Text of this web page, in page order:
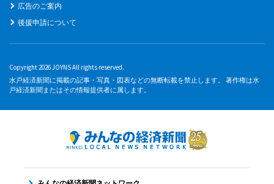
広告のご案内
後援申請について
Copyright 2026 JOYNS All rights reserved.
水戸経済新聞に掲載の記事・写真・図表などの無断転載を禁止します。 著作権は水
戸経済新聞またはその情報提供者に属します。